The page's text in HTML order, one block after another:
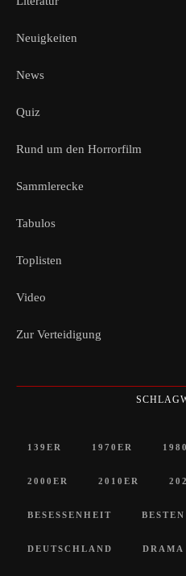
Neuigkeiten
News
Quiz
Rund um den Horrorfilm
Sammlerecke
Tabulos
Toplisten
Video
Zur Verteidigung
139ER 1970ER
2000ER 2010ER
BESESSENHEIT
DEUTSCHLAND DRAMA